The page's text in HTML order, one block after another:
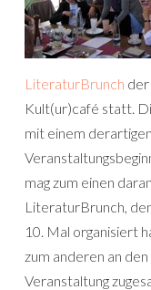
LiteraturBrunch der
Kult(ur)café statt.
mit einem
mag zum einen
LiteraturBrunch,
10. Mal organisiert
zum anderen an
Veranstaltung